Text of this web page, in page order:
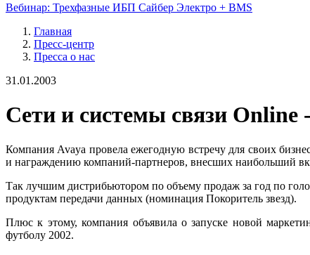
Вебинар: Трехфазные ИБП Сайбер Электро + BMS
Главная
Пресс-центр
Пресса о нас
31.01.2003
Сети и системы связи Online
Компания Avaya провела ежегодную встречу для своих
и награждению компаний-партнеров, внесших наибольший
Так лучшим дистрибьютором по объему продаж за год по
продуктам передачи данных (номинация Покоритель звезд).
Плюс к этому, компания объявила о запуске новой
футболу 2002.